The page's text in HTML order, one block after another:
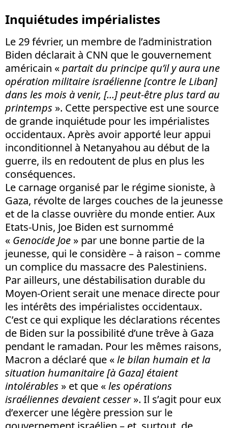
Inquiétudes impérialistes
Le 29 février, un membre de l’administration
Biden déclarait à CNN que le gouvernement
américain «partait du principe qu’il y aura une
opération militaire israélienne [contre le Liban]
dans les mois à venir, [...] peut-être plus tard au
printemps ». Cette perspective est une source
de grande inquiétude pour les impérialistes
occidentaux. Après avoir apporté leur appui
inconditionnel à Netanyahou au début de la
guerre, ils en redoutent de plus en plus les
conséquences.
Le carnage organisé par le régime sioniste, à
Gaza, révolte de larges couches de la jeunesse
et de la classe ouvrière du monde entier. Aux
Etats-Unis, Joe Biden est surnommé
« Genocide Joe » par une bonne partie de la
jeunesse, qui le considère – à raison – comme
un complice du massacre des Palestiniens.
Par ailleurs, une déstabilisation durable du
Moyen-Orient serait une menace directe pour
les intérêts des impérialistes occidentaux.
C’est ce qui explique les déclarations récentes
de Biden sur la possibilité d’une trêve à Gaza
pendant le ramadan. Pour les mêmes raisons,
Macron a déclaré que «le bilan humain et la
situation humanitaire [à Gaza] étaient
intolérables » et que «les opérations
israéliennes devaient cesser». Il s’agit pour eux
d’exercer une légère pression sur le